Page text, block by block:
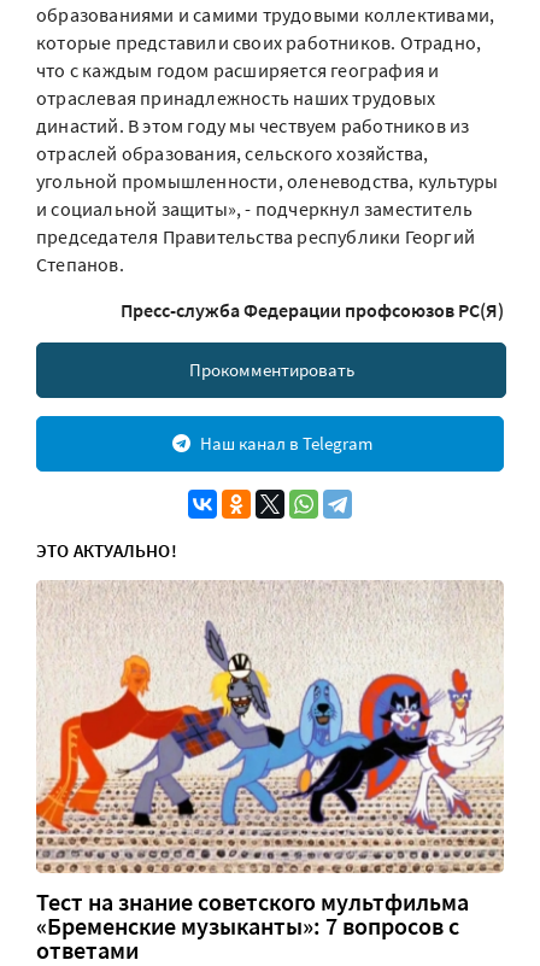
образованиями и самими трудовыми коллективами,
которые представили своих работников. Отрадно,
что с каждым годом расширяется география и
отраслевая принадлежность наших трудовых
династий. В этом году мы чествуем работников из
отраслей образования, сельского хозяйства,
угольной промышленности, оленеводства, культуры
и социальной защиты», - подчеркнул заместитель
председателя Правительства республики Георгий
Степанов.
Пресс-служба Федерации профсоюзов РС(Я)
Прокомментировать
Наш канал в Telegram
ЭТО АКТУАЛЬНО!
Тест на знание советского мультфильма
«Бременские музыканты»: 7 вопросов с
ответами